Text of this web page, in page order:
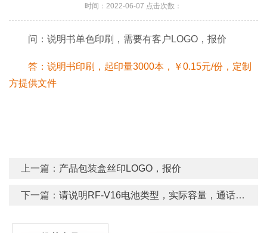
时间：2022-06-07 点击次数：
问：说明书单色印刷，需要有客户LOGO，报价
答：说明书印刷，起印量3000本，￥0.15元/份，定制
方提供文件
上一篇： 产品包装盒丝印LOGO，报价
下一篇：请说明RF-V16电池类型，实际容量，通话时间，待